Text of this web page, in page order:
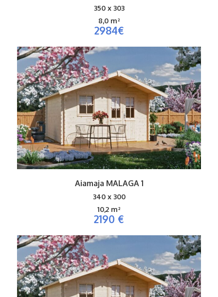
350 x 303
8,0 m²
2984€
Aiamaja MALAGA 1
340 x 300
10,2 m²
2190 €